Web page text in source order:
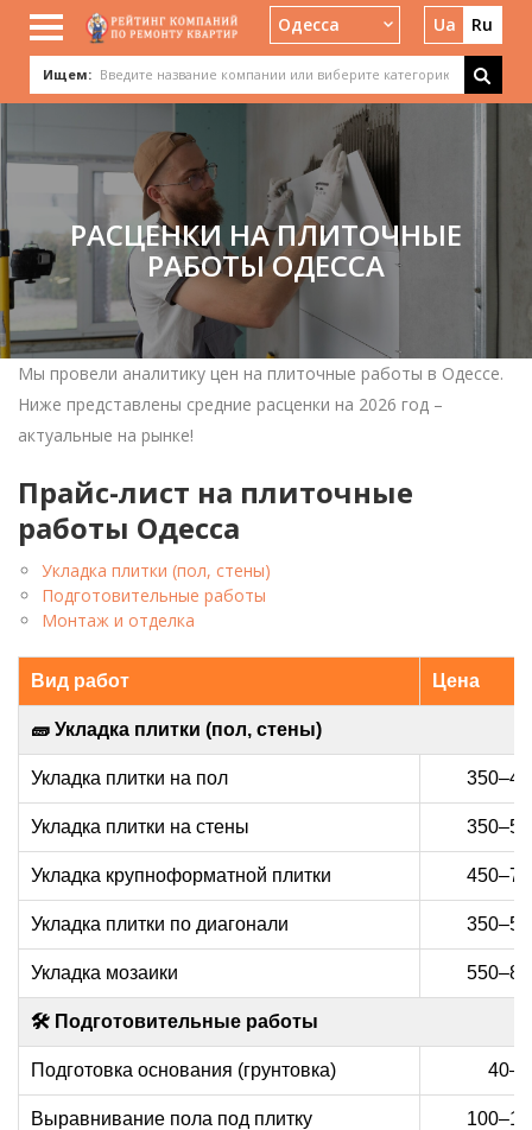
Одесса Ua Ru
Ищем:
РАСЦЕНКИ НА ПЛИТОЧНЫЕ
РАБОТЫ ОДЕССА
Мы провели аналитику цен на плиточные работы в Одессе.
Ниже представлены средние расценки на 2026 год –
актуальные на рынке!
Прайс-лист на плиточные
работы Одесса
Укладка плитки (пол, стены)
Подготовительные работы
Монтаж и отделка
Вид работ Цена
🧱 Укладка плитки (пол, стены)
Укладка плитки на пол
Укладка плитки на стены
Укладка крупноформатной плитки
Укладка плитки по диагонали
Укладка мозаики
🛠 Подготовительные работы
Подготовка основания (грунтовка)
Выравнивание пола под плитку